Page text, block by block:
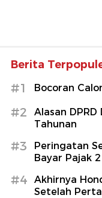
Berita
#1 Bocoran
#2
Alasan DPRD
Tahunan
#3
Peringatan
Bayar Pajak
#4
Akhirnya
Setelah